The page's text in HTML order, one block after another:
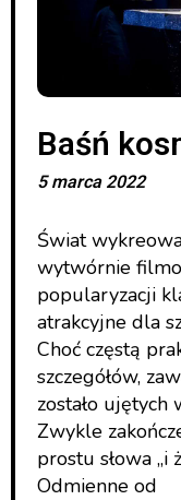
Baśń
5 marca 2022
Świat
wytwórnie
popularyzacji
atrakcyjne dla
Choć częstą
szczegółów,
zostało ujętych
Zwykle
prostu słowa „i
Odmienne od